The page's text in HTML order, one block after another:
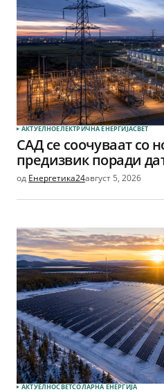
АКТУЕЛНОЕЛЕКТРИЧНА ЕНЕРГИЈАСВЕТ
САД се соочуваат со
предизвик поради
од Енергетика24август 5, 2026
АКТУЕЛНОСВЕТСОЛАРНА EНЕРГИЈА